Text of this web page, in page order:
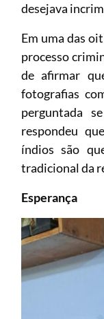
desejava
Em uma das
processo
de afirmar
fotografias
perguntada
respondeu
índios são
tradicional da
Esperança